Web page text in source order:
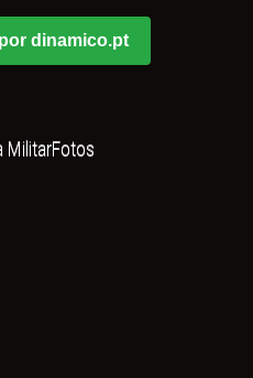
dinamico.pt
MilitarFotos